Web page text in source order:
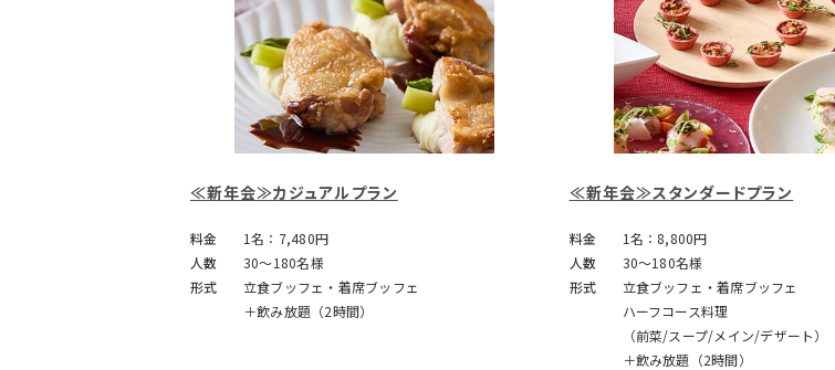
≪新年会≫カジュアルプラン
料金
1名：7,480円
人数
30～180名様
形式
立食ブッフェ・着席ブッフェ
＋飲み放題（2時間）
≪新年会≫スタンダードプラン
料金
1名：8,800円
人数
30～180名様
形式
立食ブッフェ・着席ブッフェ
ハーフコース料理
（前菜/スープ/メイン/デザート）
＋飲み放題（2時間）